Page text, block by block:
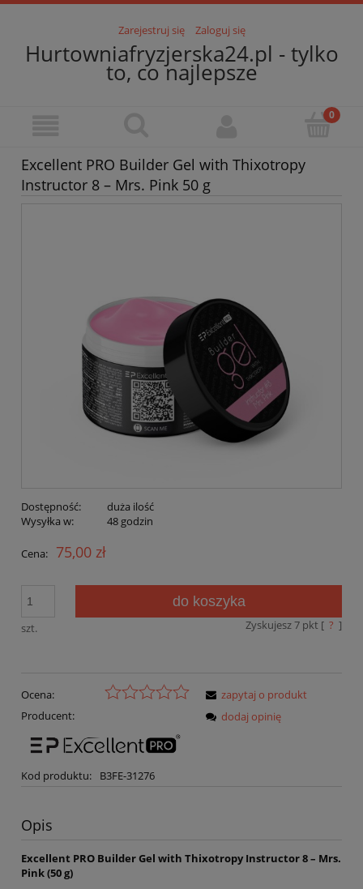
Zarejestruj się Zaloguj się
Hurtowniafryzjerska24.pl - tylko
to, co najlepsze
Excellent PRO Builder Gel with Thixotropy
Instructor 8 – Mrs. Pink 50 g
Dostępność:
duża ilość
Wysyłka w:
48 godzin
Cena: 75,00 zł
szt.
do koszyka
Zyskujesz7pkt [ ? ]
Ocena:
Producent:
Kod produktu: B3FE-31276
zapytaj o produkt
dodaj opinię
Opis
Excellent PRO Builder Gel with Thixotropy Instructor 8 – Mrs.
Pink (50 g)